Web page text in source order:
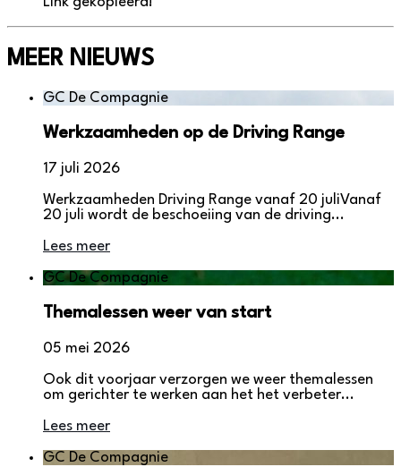
MEER NIEUWS
GC De Compagnie
Werkzaamheden op de Driving Range
17 juli 2026
Werkzaamheden Driving Range vanaf 20 juliVanaf
20 juli wordt de beschoeiing van de driving...
Lees meer
GC De Compagnie
Themalessen weer van start
05 mei 2026
Ook dit voorjaar verzorgen we weer themalessen
om gerichter te werken aan het het verbeter...
Lees meer
GC De Compagnie